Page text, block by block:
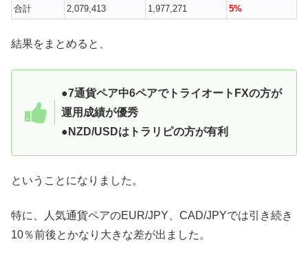
合計
2,079,413 1,977,271 5%
結果をまとめると、
●7通貨ペア中6ペアでトライオートFXの方が
運用成績が優秀
●NZD/USDはトラリピの方が有利
ということになりました。
特に、人気通貨ペアのEUR/JPY、CAD/JPYでは引き続き
10％前後とかなり大きな差が出ました。